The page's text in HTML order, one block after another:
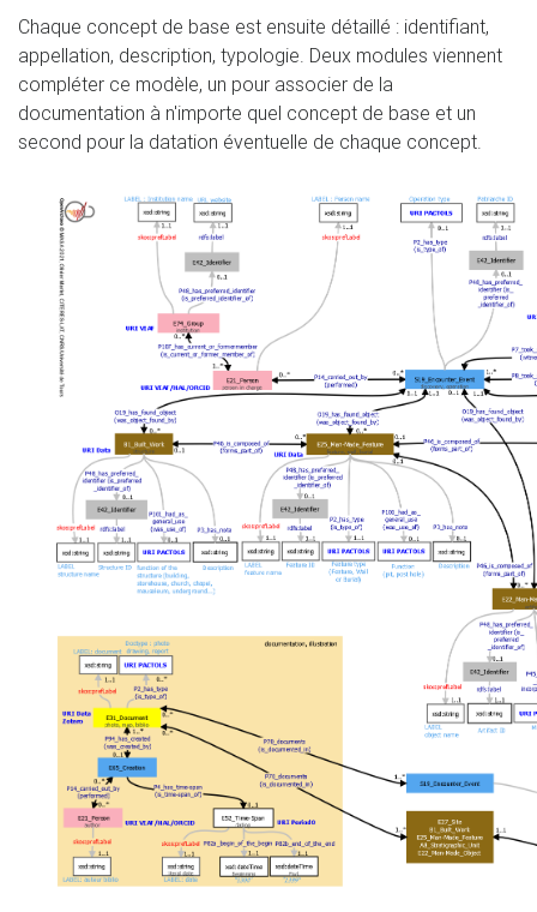
Chaque concept de base est ensuite détaillé : identifiant,
appellation, description, typologie. Deux modules viennent
compléter ce modèle, un pour associer de la
documentation à n'importe quel concept de base et un
second pour la datation éventuelle de chaque concept.